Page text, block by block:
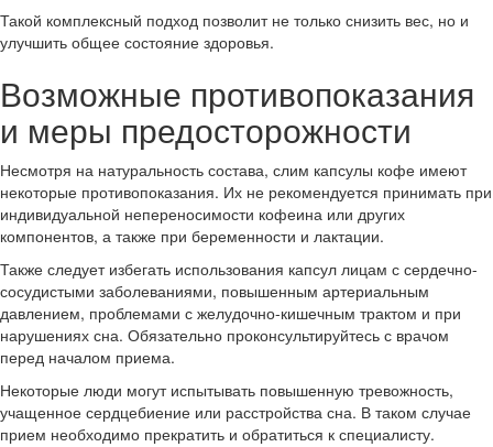
Такой комплексный подход позволит не только снизить вес, но и
улучшить общее состояние здоровья.
Возможные противопоказания
и меры предосторожности
Несмотря на натуральность состава, слим капсулы кофе имеют
некоторые противопоказания. Их не рекомендуется принимать при
индивидуальной непереносимости кофеина или других
компонентов, а также при беременности и лактации.
Также следует избегать использования капсул лицам с сердечно-
сосудистыми заболеваниями, повышенным артериальным
давлением, проблемами с желудочно-кишечным трактом и при
нарушениях сна. Обязательно проконсультируйтесь с врачом
перед началом приема.
Некоторые люди могут испытывать повышенную тревожность,
учащенное сердцебиение или расстройства сна. В таком случае
прием необходимо прекратить и обратиться к специалисту.